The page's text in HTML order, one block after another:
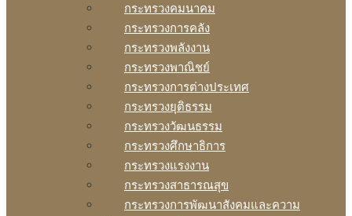
กระทรวงคมนาคม
กระทรวงการคลัง
กระทรวงพลังงาน
กระทรวงพาณิชย์
กระทรวงการต่างประเทศ
กระทรวงยุติธรรม
กระทรวงวัฒนธรรม
กระทรวงศึกษาธิการ
กระทรวงแรงงาน
กระทรวงสาธารณสุข
กระทรวงการพัฒนาสังคมและความ